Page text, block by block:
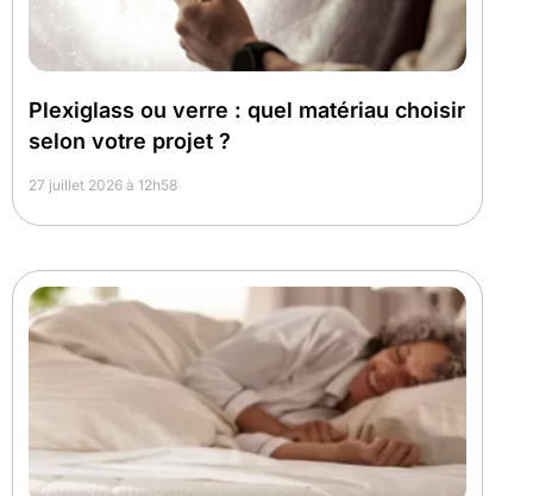
Plexiglass ou verre : quel matériau choisir
selon votre projet ?
27 juillet 2026 à 12h58